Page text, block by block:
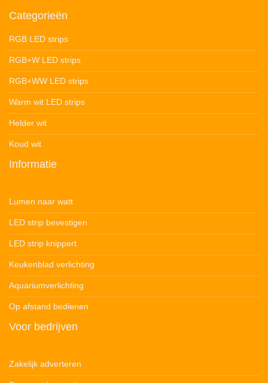
Categorieën
RGB LED strips
RGB+W LED strips
RGB+WW LED strips
Warm wit LED strips
Helder wit
Koud wit
Informatie
Lumen naar watt
LED strip bevestigen
LED strip knippert
Keukenblad verlichting
Aquariumverlichting
Op afstand bedienen
Voor bedrijven
Zakelijk adverteren